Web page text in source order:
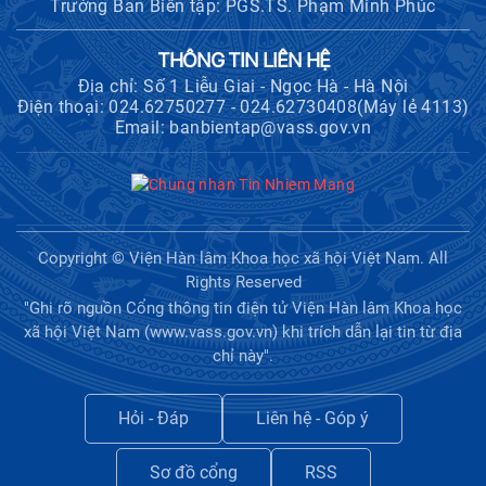
Hội thảo khoa học "Kinh tế Việt Nam
6 tháng đầu năm 2026: Thách thức,
động lực và triển vọng phát triển"
Hội nghị Ban Chỉ đạo về dữ liệu Viện
Hàn lâm Khoa học xã hội Việt Nam
Khai quật công trường khai thác đá
xây dựng Thành Nhà Hồ ở núi An
Tôn
Hội thảo quốc tế "Không gian phát
triển Việt Nam trong kỷ nguyên mới:
Định hướng chiến lược và lựa chọn
chính sách”
Trưởng Ban Biên tập: PGS.TS. Phạm Minh Phúc
THÔNG TIN LIÊN HỆ
Địa chỉ: Số 1 Liễu Giai - Ngọc Hà - Hà Nội
Điện thoại: 024.62750277 - 024.62730408(Máy lẻ 4113)
Email: banbientap@vass.gov.vn
Copyright © Viện Hàn lâm Khoa học xã hội Việt Nam. All
Rights Reserved
"Ghi rõ nguồn Cổng thông tin điện tử Viện Hàn lâm Khoa học
xã hội Việt Nam (www.vass.gov.vn) khi trích dẫn lại tin từ địa
chỉ này".
Hỏi - Đáp Liên hệ - Góp ý
Sơ đồ cổng RSS